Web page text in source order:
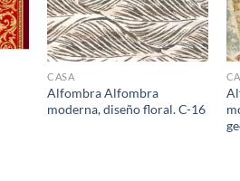
CASA
Alfombra Alfombra
moderna, diseño floral. C-16